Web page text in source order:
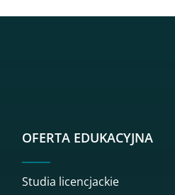
OFERTA EDUKACYJNA
Studia licencjackie